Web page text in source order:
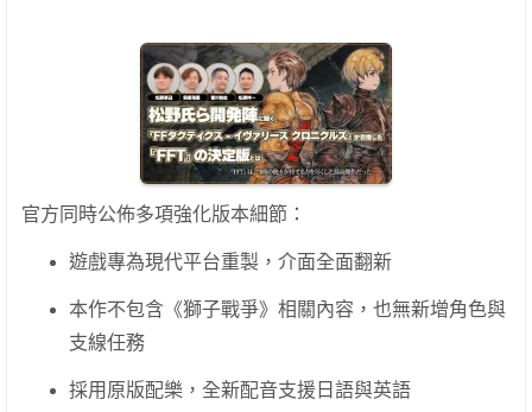
官方同時公佈多項強化版本細節：
遊戲專為現代平台重製，介面全面翻新
本作不包含《獅子戰爭》相關內容，也無新增角色與
支線任務
採用原版配樂，全新配音支援日語與英語